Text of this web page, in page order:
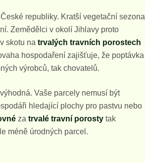
republiky. Kratší vegetační sezona
Zemědělci v okolí Jihlavy proto
skotu na trvalých travních porostech
hospodaření zajišťuje, že poptávka
výrobců, tak chovatelů.
Vaše parcely nemusí být
hledající plochy pro pastvu nebo
za trvalé travní porosty tak
méně úrodných parcel.